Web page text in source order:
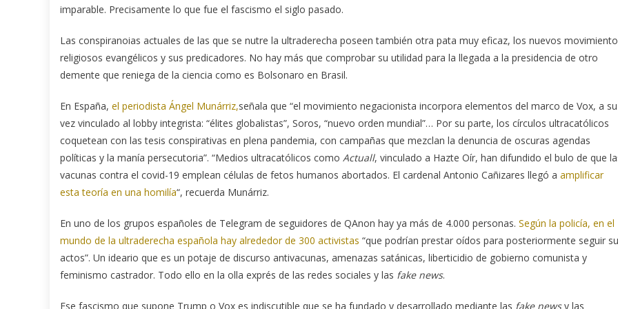
imparable. Precisamente lo que fue el fascismo el siglo pasado.
Las conspiranoias actuales de las que se nutre la ultraderecha poseen también otra pata muy eficaz, los nuevos
religiosos evangélicos y sus predicadores. No hay más que comprobar su utilidad para la llegada a la presidencia de otro
demente que reniega de la ciencia como es Bolsonaro en Brasil.
En España, el periodista Ángel Munárriz,señala que “el movimiento negacionista incorpora elementos del marco de Vox, a su
vez vinculado al lobby integrista: “élites globalistas”, Soros, “nuevo orden mundial”… Por su parte, los círculos ultracatólicos
coquetean con las tesis conspirativas en plena pandemia, con campañas que mezclan la denuncia de oscuras agendas
políticas y la manía persecutoria”. “Medios ultracatólicos como Actuall, vinculado a Hazte Oír, han difundido el bulo de que
vacunas contra el covid-19 emplean células de fetos humanos abortados. El cardenal Antonio Cañizares llegó a amplificar
esta teoría en una homilía“, recuerda Munárriz.
En uno de los grupos españoles de Telegram de seguidores de QAnon hay ya más de 4.000 personas. Según la policía, en el
mundo de la ultraderecha española hay alrededor de 300 activistas “que podrían prestar oídos para posteriormente seguir
actos”. Un ideario que es un potaje de discurso antivacunas, amenazas satánicas, liberticidio de gobierno comunista y
feminismo castrador. Todo ello en la olla exprés de las redes sociales y las fake news.
Ese fascismo que supone Trump o Vox es indiscutible que se ha fundado y desarrollado mediante las fake newsy las